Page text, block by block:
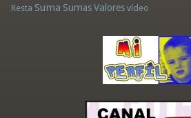
Resta Suma Sumas Valores vídeo